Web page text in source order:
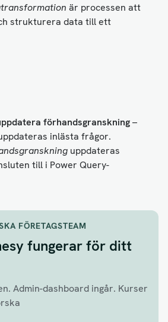
är processen att
strukturera data till ett
förhandsgranskning–
inlästa frågor.
uppdateras
till i Power Query-
FÖRETAGSTEAM
fungerar för ditt
Admin-dashboard ingår. Kurser